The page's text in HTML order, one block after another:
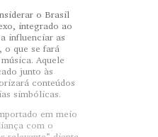
o Brasil
integrado ao
influenciar as
o que se fará
Aquele
junto às
conteúdos
simbólicas.
em meio
com o